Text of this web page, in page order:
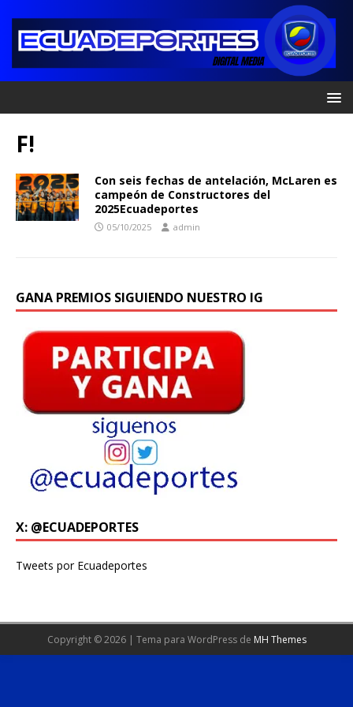
F!
Con seis fechas de antelación, McLaren es
campeón de Constructores del
2025Ecuadeportes
05/10/2025 admin
GANA PREMIOS SIGUIENDO NUESTRO IG
X: @ECUADEPORTES
Tweets por Ecuadeportes
Copyright © 2026 | Tema para WordPress de MH Themes